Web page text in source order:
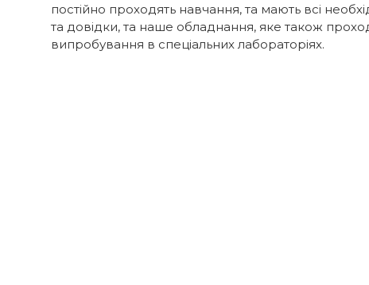
постійно проходять навчання, та мають всі
та довідки, та наше обладнання, яке також
випробування в спеціальних лабораторіях.